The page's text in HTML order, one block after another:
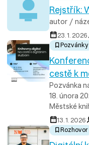
Rejstřík:
autor /
23. 1. 2026
Pozvánky
cestě k
Pozvánka
18. února
Městské
13. 1. 2026
Rozhovor